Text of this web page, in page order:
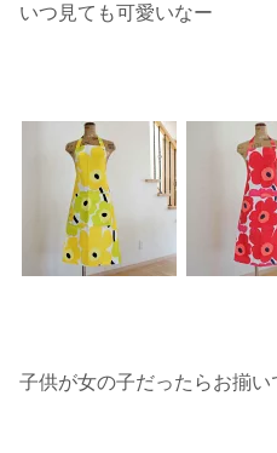
いつ見ても可愛いなー
子供が女の子だったらお揃い